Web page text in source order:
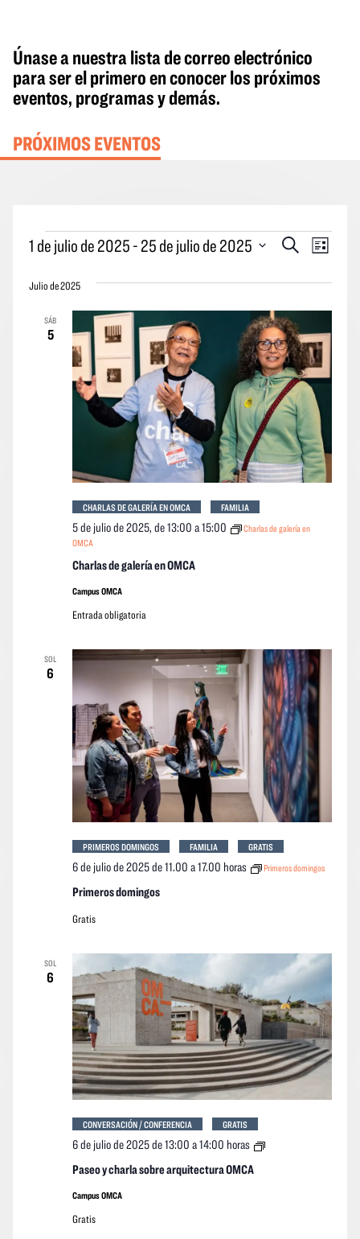
Únase a nuestra lista de correo electrónico
para ser el primero en conocer los próximos
eventos, programas y demás.
PRÓXIMOS EVENTOS
Eventos
Eventos
y
vistas
Buscar
las
vistas
de
los
Lista
1 de julio de 2025 - 25 de julio de 2025
la
Julio de 2025
SÁB
5
Charlas de galería en OMCA
5 de julio de 2025, de 13:00 a15:00
Charlas de galería en
OMCA
CHARLAS DE GALERÍA EN OMCA FAMILIA
Campus OMCA
Entrada obligatoria
SOL
6
Primeros domingos
6 de julio de 2025 de 11.00 a17.00 horas Primeros domingos
PRIMEROS DOMINGOS FAMILIA GRATIS
Gratis
SOL
6
Paseo y charla sobre arquitectura OMCA
6 de julio de 2025 de 13:00 a14:00 horas
Paseo
CONVERSACIÓN / CONFERENCIA GRATIS
Campus OMCA
Gratis